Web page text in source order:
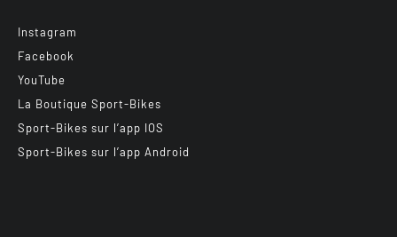
Instagram
Facebook
YouTube
La Boutique Sport-Bikes
Sport-Bikes sur l’app IOS
Sport-Bikes sur l’app Android